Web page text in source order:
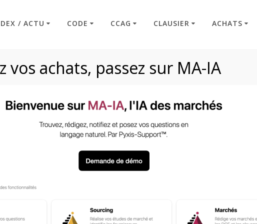
/ ACTU CODE CCAG CLAUSIER ACHATS
: complexité
Code : Commande Publique
vos achats, passez sur MA-IA